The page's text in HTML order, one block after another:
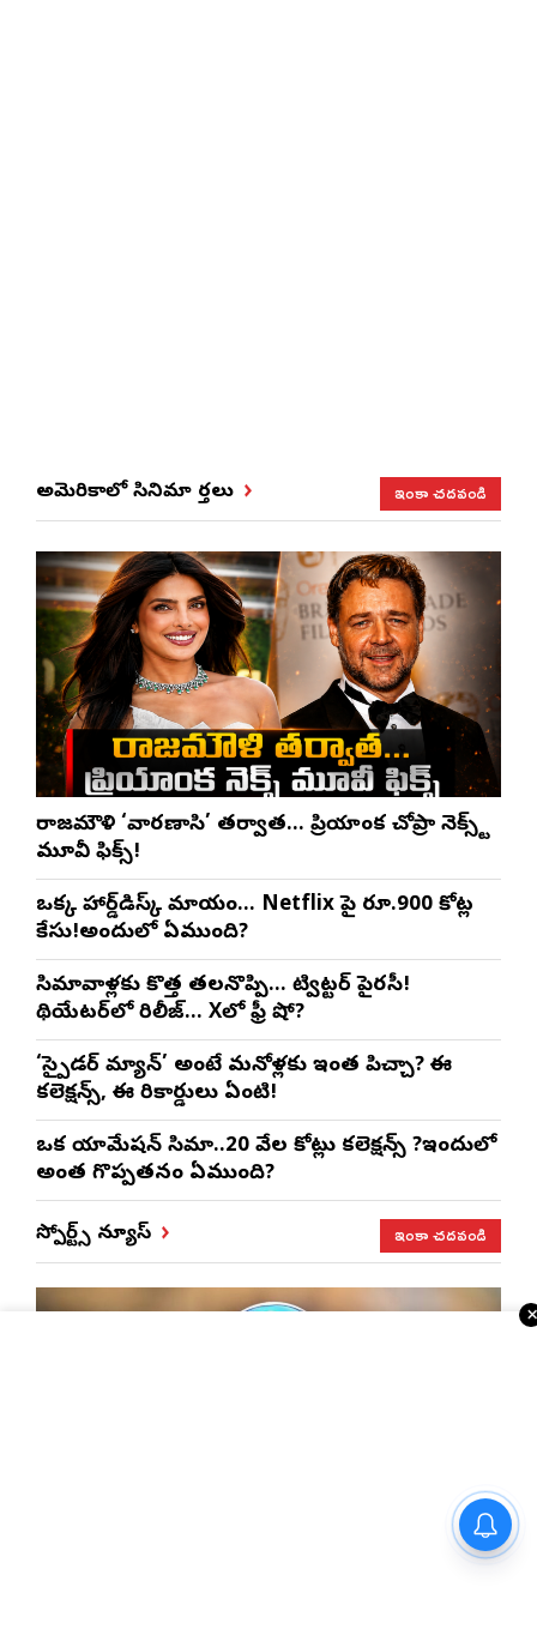
అమెరికాలో సినిమా వార్తలు ఇంకా చదవండి
రాజమౌళి ‘వారణాసి’ తర్వాత… ప్రియాంక చోప్రా నెక్స్ట్
మూవీ ఫిక్స్!
ఒక్క హార్డ్‌డిస్క్ మాయం… Netflix పై రూ.900 కోట్ల
కేసు!అందులో ఏముంది?
సినిమావాళ్లకు కొత్త తలనొప్పి… ట్విట్టర్ పైరసీ!
థియేటర్‌లో రిలీజ్… Xలో ఫ్రీ షో?
‘స్పైడర్ మ్యాన్’ అంటే మనోళ్లకు ఇంత పిచ్చా? ఈ
కలెక్షన్స్, ఈ రికార్డులు ఏంటి!
ఒక యానిమేషన్ సినిమా..20 వేల కోట్లు కలెక్షన్స్ ?ఇందులో
అంత గొప్పతనం ఏముంది?
స్పోర్ట్స్ న్యూస్ ఇంకా చదవండి